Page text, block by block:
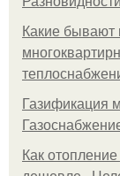
Какие бывают
Газификация
Как